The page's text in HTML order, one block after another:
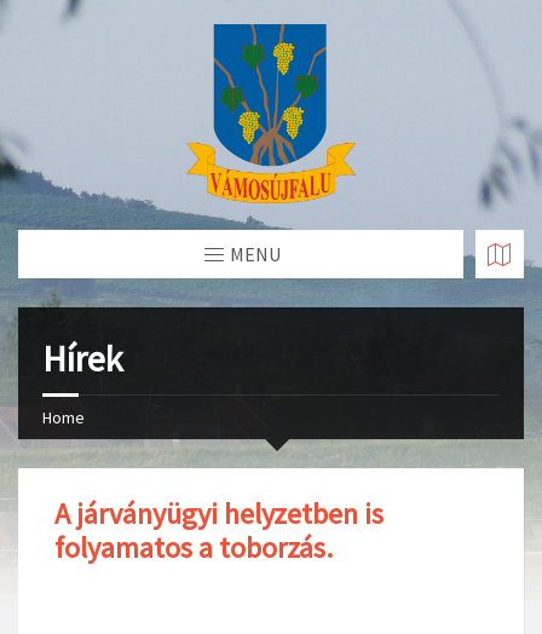
Skip
MENU
Hírek
Home
A járványügyi helyzetben is
folyamatos a toborzás.